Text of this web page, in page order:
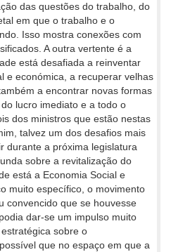
das questões do trabalho, do
em que o trabalho e o
Isso mostra conexões com
A outra vertente é a
está desafiada a reinventar
e económica, a recuperar velhas
a encontrar novas formas
lucro imediato e a todo o
dos ministros que estão nestas
talvez um dos desafios mais
durante a próxima legislatura
sobre a revitalização do
está a Economia Social e
muito específico, o movimento
convencido que se houvesse
dar-se um impulso muito
sobre o
que no espaço em que a